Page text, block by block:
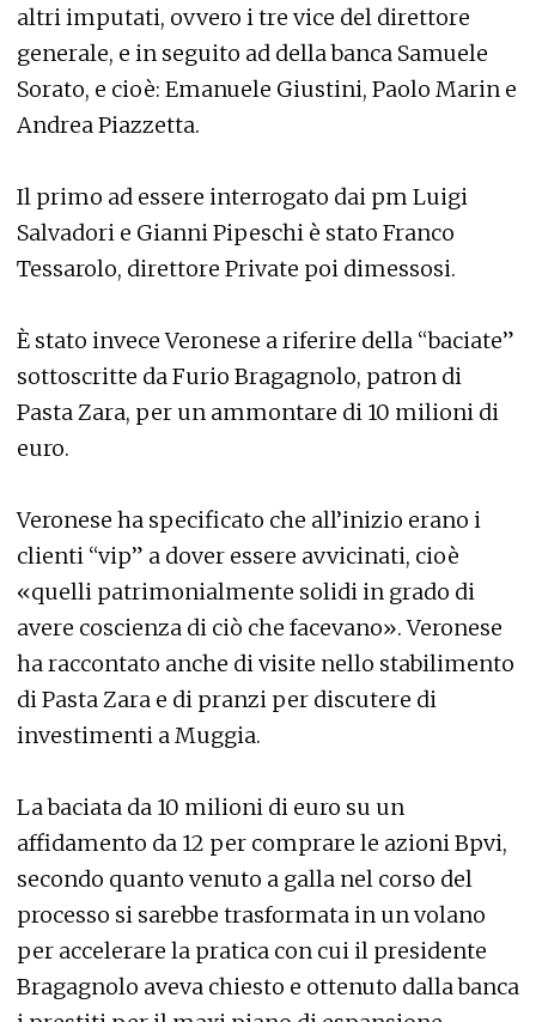
altri imputati, ovvero i tre vice del direttore
generale, e in seguito ad della banca Samuele
Sorato, e cioè: Emanuele Giustini, Paolo Marin e
Andrea Piazzetta.
Il primo ad essere interrogato dai pm Luigi
Salvadori e Gianni Pipeschi è stato Franco
Tessarolo, direttore Private poi dimessosi.
È stato invece Veronese a riferire della “baciate”
sottoscritte da Furio Bragagnolo, patron di
Pasta Zara, per un ammontare di 10 milioni di
euro.
Veronese ha specificato che all’inizio erano i
clienti “vip” a dover essere avvicinati, cioè
«quelli patrimonialmente solidi in grado di
avere coscienza di ciò che facevano». Veronese
ha raccontato anche di visite nello stabilimento
di Pasta Zara e di pranzi per discutere di
investimenti a Muggia.
La baciata da 10 milioni di euro su un
affidamento da 12 per comprare le azioni Bpvi,
secondo quanto venuto a galla nel corso del
processo si sarebbe trasformata in un volano
per accelerare la pratica con cui il presidente
Bragagnolo aveva chiesto e ottenuto dalla banca